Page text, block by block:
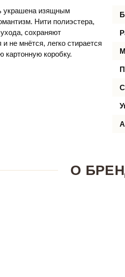
украшена изящным
Нити полиэстера,
сохраняют
не мнётся, легко стирается
картонную коробку.
О